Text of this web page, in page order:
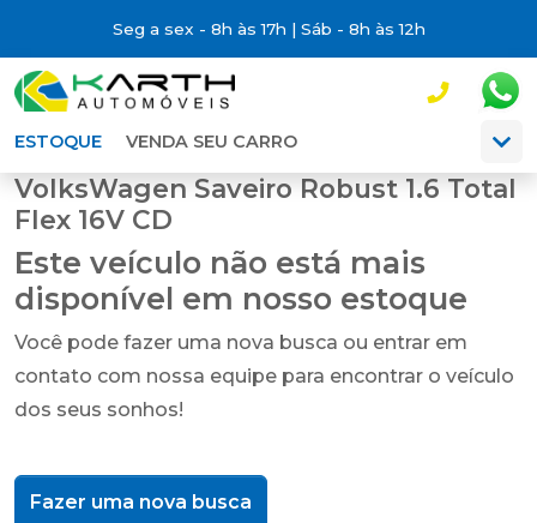
Seg a sex - 8h às 17h | Sáb - 8h às 12h
ESTOQUE VENDA SEU CARRO
VolksWagen Saveiro Robust 1.6 Total
Flex 16V CD
Este veículo não está mais
disponível em nosso estoque
Você pode fazer uma nova busca ou entrar em
contato com nossa equipe para encontrar o veículo
dos seus sonhos!
Fazer uma nova busca